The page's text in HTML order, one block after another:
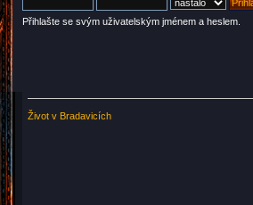
Přihlašte se svým uživatelským jménem a heslem.
Život v Bradavicích